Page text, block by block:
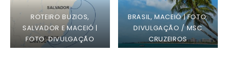
ROTEIRO BUZIOS,
SALVADOR E MACEIÓ |
FOTO: DIVULGAÇÃO
BRASIL, MACEIÓ | FOTO:
DIVULGAÇÃO / MSC
CRUZEIROS